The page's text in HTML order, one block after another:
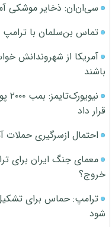
سی‌ان‌ان: ذخایر موشکی
تماس بن‌سلمان با ترامپ
آمریکا از شهروندانش
باشند
قرار داد
احتمال ازسرگیری حملات
معمای جنگ ایران برای
خروج؟
ترامپ: حماس برای
شود